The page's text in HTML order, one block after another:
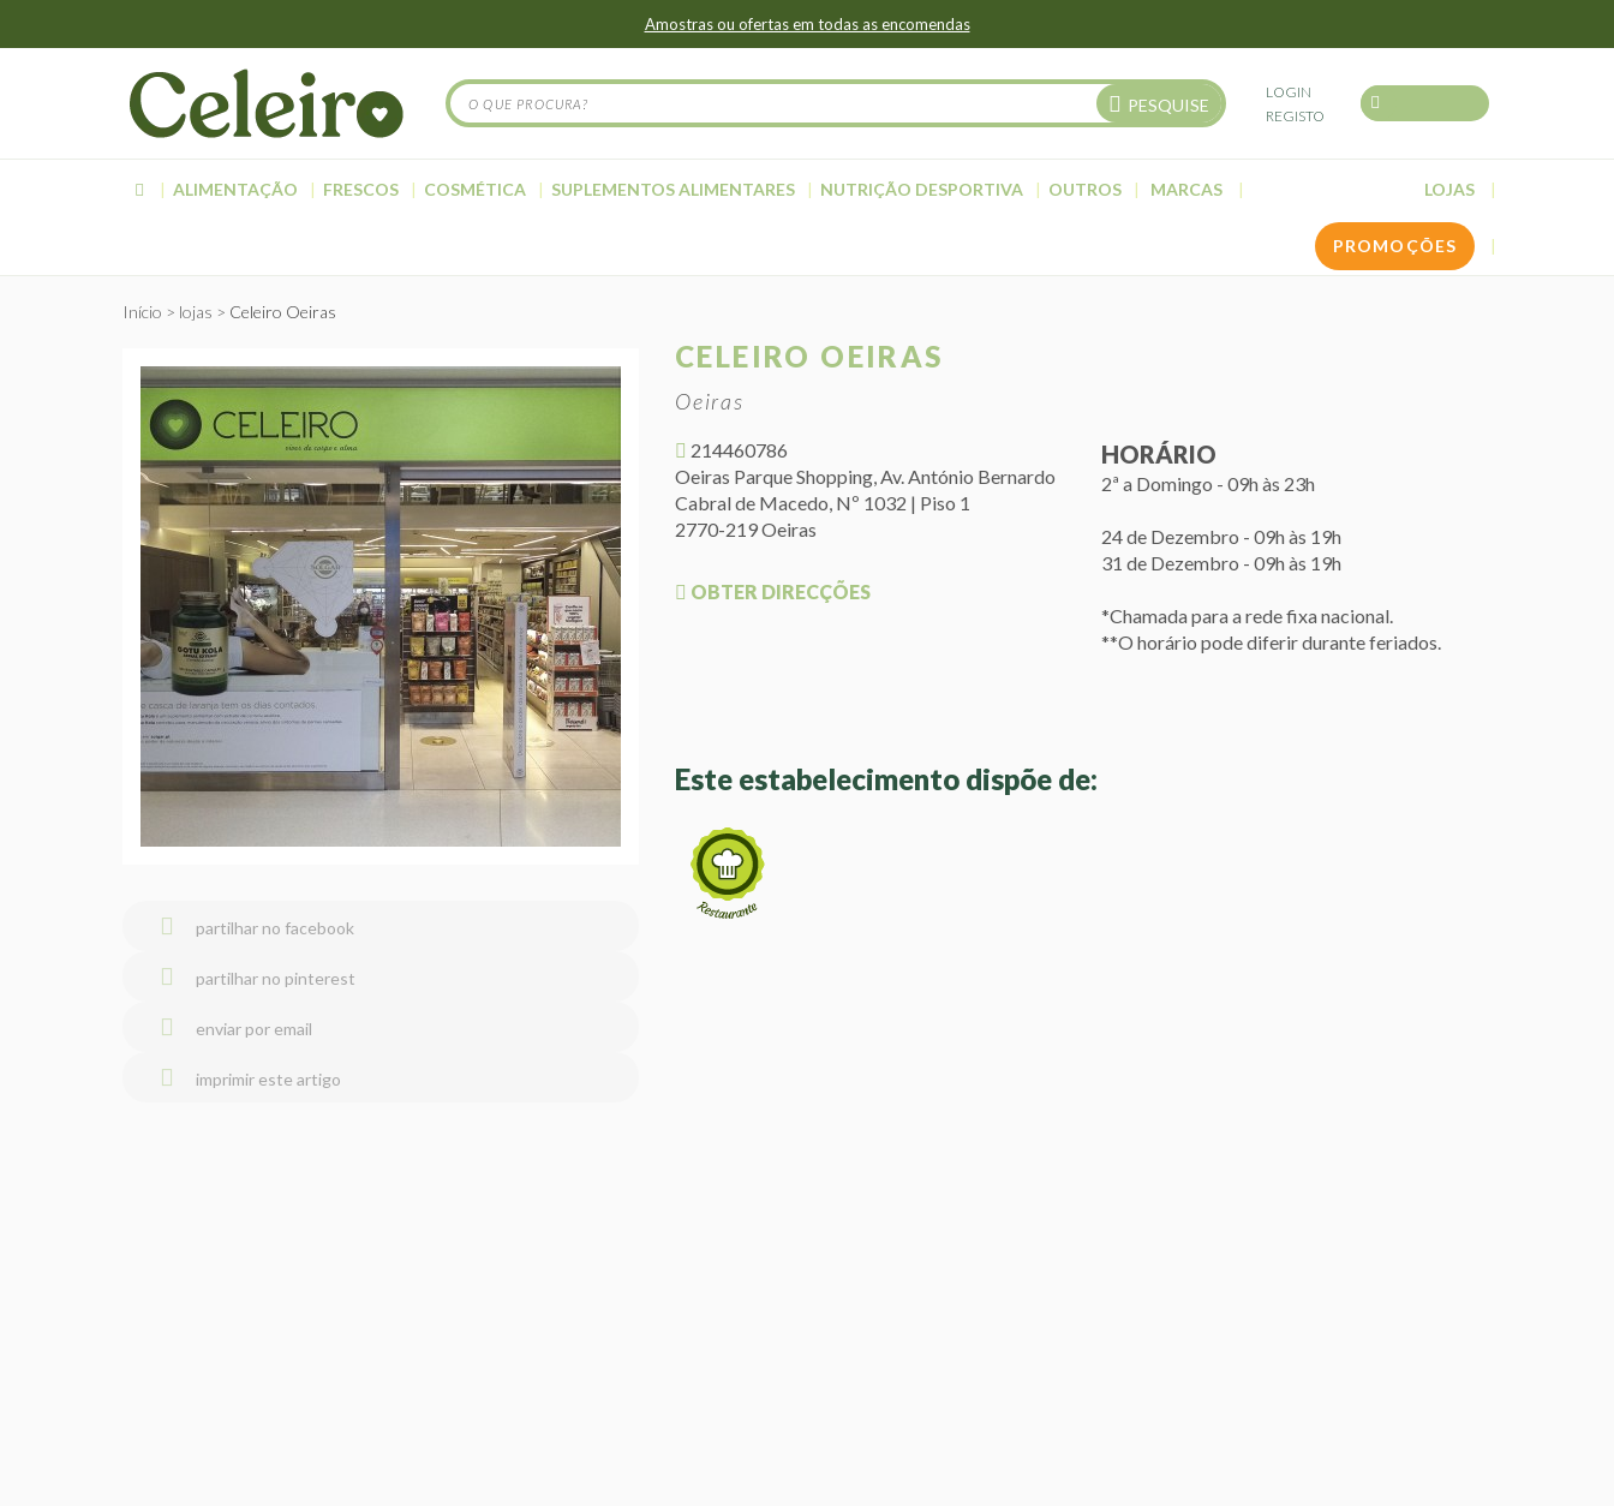
Amostras ou ofertas em todas as encomendas
PESQUISE
LOGIN
REGISTO
ALIMENTAÇÃO FRESCOS COSMÉTICA SUPLEMENTOS ALIMENTARES NUTRIÇÃO DESPORTIVA OUTROS MARCAS LOJAS
PROMOÇÕES
Início lojas Celeiro Oeiras
CELEIRO OEIRAS
Oeiras
214460786
Oeiras Parque Shopping, Av. António Bernardo
Cabral de Macedo, Nº 1032 | Piso 1
2770-219 Oeiras
OBTER DIRECÇÕES
HORÁRIO
2ª a Domingo - 09h às 23h
24 de Dezembro - 09h às 19h
31 de Dezembro - 09h às 19h
*Chamada para a rede fixa nacional.
**O horário pode diferir durante feriados.
Este estabelecimento dispõe de:
partilhar no facebook
partilhar no pinterest
enviar por email
imprimir este artigo